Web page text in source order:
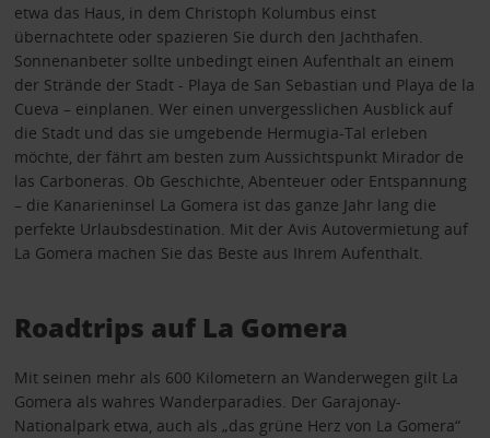
etwa das Haus, in dem Christoph Kolumbus einst
übernachtete oder spazieren Sie durch den Jachthafen.
Sonnenanbeter sollte unbedingt einen Aufenthalt an einem
der Strände der Stadt - Playa de San Sebastian und Playa de la
Cueva – einplanen. Wer einen unvergesslichen Ausblick auf
die Stadt und das sie umgebende Hermugia-Tal erleben
möchte, der fährt am besten zum Aussichtspunkt Mirador de
las Carboneras. Ob Geschichte, Abenteuer oder Entspannung
– die Kanarieninsel La Gomera ist das ganze Jahr lang die
perfekte Urlaubsdestination. Mit der Avis Autovermietung auf
La Gomera machen Sie das Beste aus Ihrem Aufenthalt.
Roadtrips auf La Gomera
Mit seinen mehr als 600 Kilometern an Wanderwegen gilt La
Gomera als wahres Wanderparadies. Der Garajonay-
Nationalpark etwa, auch als „das grüne Herz von La Gomera“